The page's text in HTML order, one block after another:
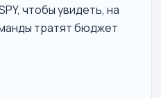
чтобы увидеть, на
тратят бюджет